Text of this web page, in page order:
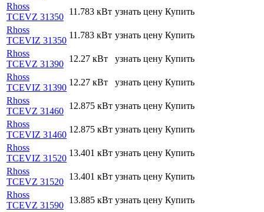
Rhoss
TCEVZ 31350
11.783 кВт узнать цену Купить
Rhoss
TCEVIZ 31350
11.783 кВт узнать цену Купить
Rhoss
TCEVZ 31390
12.27 кВт узнать цену Купить
Rhoss
TCEVIZ 31390
12.27 кВт узнать цену Купить
Rhoss
TCEVZ 31460
12.875 кВт узнать цену Купить
Rhoss
TCEVIZ 31460
12.875 кВт узнать цену Купить
Rhoss
TCEVIZ 31520
13.401 кВт узнать цену Купить
Rhoss
TCEVZ 31520
13.401 кВт узнать цену Купить
Rhoss
TCEVZ 31590
13.885 кВт узнать цену Купить